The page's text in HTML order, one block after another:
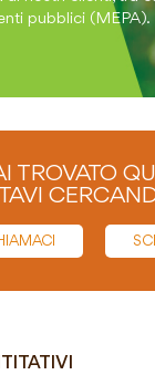
pubblici (MEPA).
TROVATO